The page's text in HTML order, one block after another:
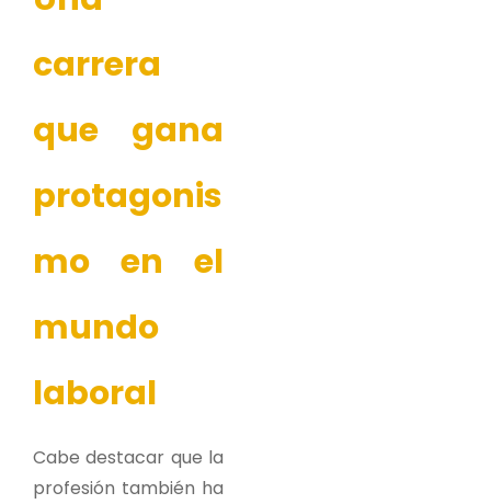
carrera
que gana
protagonis
mo en el
mundo
laboral
Cabe destacar que la
profesión también ha